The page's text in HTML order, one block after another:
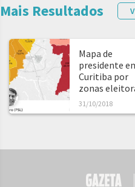
Mais Resultados
Mapa de
presidente
Curitiba por
zonas
31/10/2018